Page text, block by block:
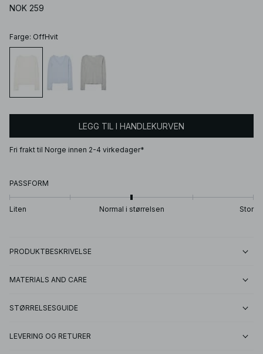
NOK 259
Farge: OffHvit
LEGG TIL I HANDLEKURVEN
Fri frakt til Norge innen 2-4 virkedager*
PASSFORM
Liten Normal i størrelsen Stor
PRODUKTBESKRIVELSE
MATERIALS AND CARE
STØRRELSESGUIDE
LEVERING OG RETURER